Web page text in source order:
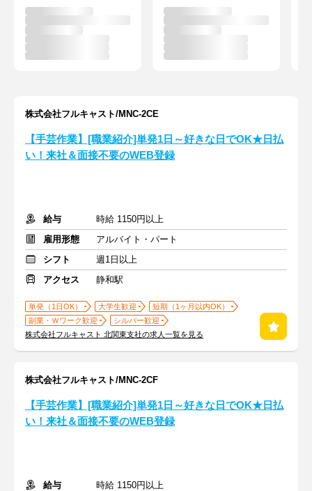
株式会社フルキャスト/MNC-2CE
【手芸作業】[職業紹介]単発1日～好きな日でOK★日払
い！来社＆面接不要のWEB登録
給与
時給 1150円以上
雇用形態
アルバイト・パート
シフト
週1日以上
アクセス
静和駅
単発（1日OK） 大学生歓迎
短期（1ヶ月以内OK）
副業・Ｗワーク歓迎
シルバー歓迎
株式会社フルキャスト 北関東支社の求人一覧を見る
株式会社フルキャスト/MNC-2CF
【手芸作業】[職業紹介]単発1日～好きな日でOK★日払
い！来社＆面接不要のWEB登録
給与
時給 1150円以上